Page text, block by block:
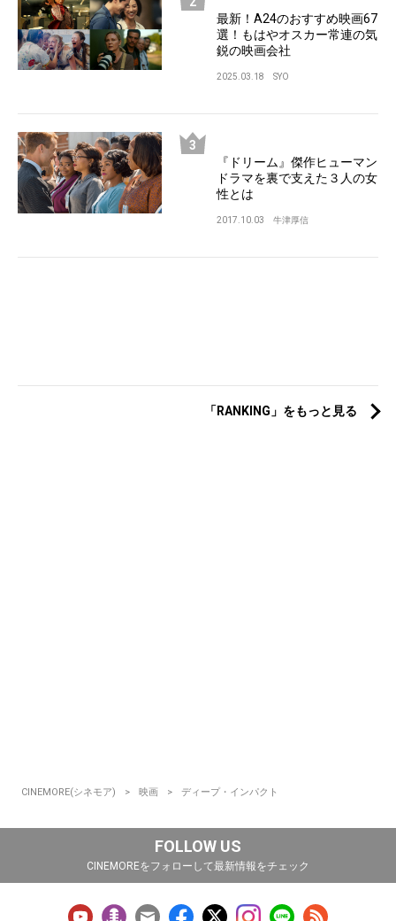
最新！A24のおすすめ映画67
選！もはやオスカー常連の気
鋭の映画会社
2025.03.18 SYO
『ドリーム』傑作ヒューマン
ドラマを裏で支えた３人の女
性とは
2017.10.03 牛津厚信
「RANKING」をもっと見る
CINEMORE(シネモア) 映画 ディープ・インパクト
FOLLOW US
CINEMOREをフォローして最新情報をチェック